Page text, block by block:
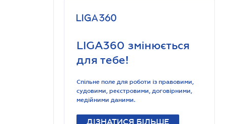
LIGA360 змінюється
для тебе!
Спільне поле для роботи із правовими,
судовими, реєстровими, договірними,
медійними даними.
ДІЗНАТИСЯ БІЛЬШЕ